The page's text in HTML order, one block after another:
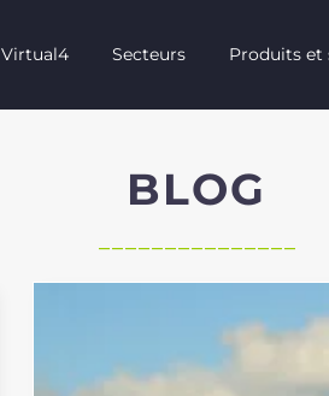
Virtual4 Secteurs Produits et
BLOG